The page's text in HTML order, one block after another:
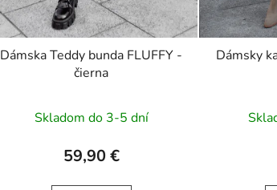
Dámska Teddy bunda FLUFFY -
čierna
Skladom do 3-5 dní
59,90 €
Dámsky